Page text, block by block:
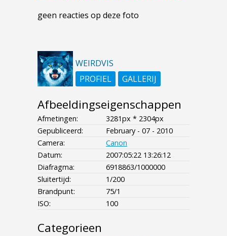
geen reacties op deze foto
WEIRDVIS
PROFIEL
GALLERIJ
Afbeeldingseigenschappen
Afmetingen:
3281px * 2304px
Gepubliceerd:
February - 07 - 2010
Camera:
Canon
Datum:
2007:05:22 13:26:12
Diafragma:
6918863/1000000
Sluitertijd:
1/200
Brandpunt:
75/1
ISO:
100
Categorieen